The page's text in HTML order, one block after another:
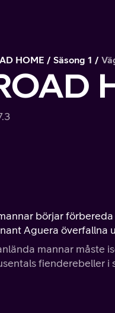
HOME Säsong 1
börjar
Aguera överfallna
mannar måste
fienderebeller i